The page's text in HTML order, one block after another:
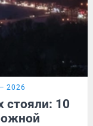
2026
стояли: 10